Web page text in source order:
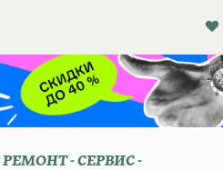
РЕМОНТ - СЕРВИС -